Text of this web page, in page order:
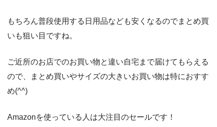
もちろん普段使用する日用品なども安くなるのでまとめ買
いも狙い目ですね。
ご近所のお店でのお買い物と違い自宅まで届けてもらえる
ので、まとめ買いやサイズの大きいお買い物は特におすす
め(^^)
Amazonを使っている人は大注目のセールです！